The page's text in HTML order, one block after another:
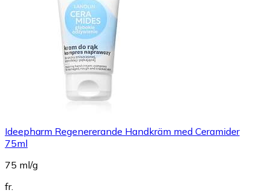
Ideepharm Regenererande Handkräm med Ceramider
75ml
75 ml/g
fr.